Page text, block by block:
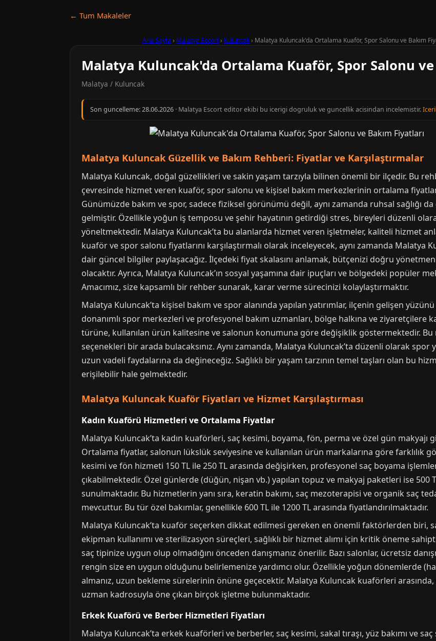
← Tum Makaleler
Ana Sayfa › Malatya Escort› Kuluncak› Malatya Kuluncak'da Ortalama Kuaför, Spor Salonu ve Bakım
Malatya Kuluncak'da Ortalama Kuaför, Spor Salonu ve
Malatya / Kuluncak
Son guncelleme:28.06.2026 · Malatya Escort editor ekibi bu icerigi dogruluk ve guncellik acisindan incelemistir.
Malatya Kuluncak Güzellik ve Bakım Rehberi: Fiyatlar ve Karşılaştırmalar
Malatya Kuluncak, doğal güzellikleri ve sakin yaşam tarzıyla bilinen önemli bir ilçedir. Bu
çevresinde hizmet veren kuaför, spor salonu ve kişisel bakım merkezlerinin ortalama
Günümüzde bakım ve spor, sadece fiziksel görünümü değil, aynı zamanda ruhsal sağlığı
gelmiştir. Özellikle yoğun iş temposu ve şehir hayatının getirdiği stres, bireyleri düzenli
yöneltmektedir. Malatya Kuluncak’ta bu alanlarda hizmet veren işletmeler, kaliteli hizmet
kuaför ve spor salonu fiyatlarını karşılaştırmalı olarak inceleyecek, aynı zamanda Malatya
dair güncel bilgiler paylaşacağız. İlçedeki fiyat skalasını anlamak, bütçenizi doğru
olacaktır. Ayrıca, Malatya Kuluncak’ın sosyal yaşamına dair ipuçları ve bölgedeki popüler
Amacımız, size kapsamlı bir rehber sunarak, karar verme sürecinizi kolaylaştırmaktır.
Malatya Kuluncak’ta kişisel bakım ve spor alanında yapılan yatırımlar, ilçenin gelişen
donanımlı spor merkezleri ve profesyonel bakım uzmanları, bölge halkına ve ziyaretçilere
türüne, kullanılan ürün kalitesine ve salonun konumuna göre değişiklik göstermektedir.
seçenekleri bir arada bulacaksınız. Aynı zamanda, Malatya Kuluncak’ta düzenli olarak
uzun vadeli faydalarına da değineceğiz. Sağlıklı bir yaşam tarzının temel taşları olan bu
erişilebilir hale gelmektedir.
Malatya Kuluncak Kuaför Fiyatları ve Hizmet Karşılaştırması
Kadın Kuaförü Hizmetleri ve Ortalama Fiyatlar
Malatya Kuluncak’ta kadın kuaförleri, saç kesimi, boyama, fön, perma ve özel gün makyajı
Ortalama fiyatlar, salonun lükslük seviyesine ve kullanılan ürün markalarına göre farklılık
kesimi ve fön hizmeti 150 TL ile 250 TL arasında değişirken, profesyonel saç boyama işlemleri
çıkabilmektedir. Özel günlerde (düğün, nişan vb.) yapılan topuz ve makyaj paketleri ise 500
sunulmaktadır. Bu hizmetlerin yanı sıra, keratin bakımı, saç mezoterapisi ve organik saç
mevcuttur. Bu tür özel bakımlar, genellikle 600 TL ile 1200 TL arasında fiyatlandırılmaktadır.
Malatya Kuluncak’ta kuaför seçerken dikkat edilmesi gereken en önemli faktörlerden biri,
ekipman kullanımı ve sterilizasyon süreçleri, sağlıklı bir hizmet alımı için kritik öneme
saç tipinize uygun olup olmadığını önceden danışmanız önerilir. Bazı salonlar, ücretsiz
rengin size en uygun olduğunu belirlemenize yardımcı olur. Özellikle yoğun dönemlerde
almanız, uzun bekleme sürelerinin önüne geçecektir. Malatya Kuluncak kuaförleri
uzman kadrosuyla öne çıkan birçok işletme bulunmaktadır.
Erkek Kuaförü ve Berber Hizmetleri Fiyatları
Malatya Kuluncak’ta erkek kuaförleri ve berberler, saç kesimi, sakal tıraşı, yüz bakımı ve